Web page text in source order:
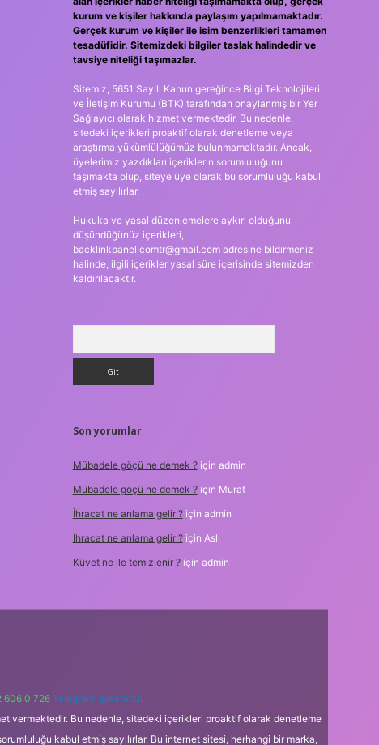
kurum ve kişiler hakkında paylaşım yapılmamaktadır.
Gerçek kurum ve kişiler ile isim benzerlikleri tamamen
tesadüfidir. Sitemizdeki bilgiler taslak halindedir ve
tavsiye niteliği taşımazlar.
Sitemiz, 5651 Sayılı Kanun gereğince Bilgi Teknolojileri
ve İletişim Kurumu (BTK) tarafından onaylanmış bir Yer
Sağlayıcı olarak hizmet vermektedir. Bu nedenle,
sitedeki içerikleri proaktif olarak denetleme veya
araştırma yükümlülüğümüz bulunmamaktadır. Ancak,
üyelerimiz yazdıkları içeriklerin sorumluluğunu
taşımakta olup, siteye üye olarak bu sorumluluğu kabul
etmiş sayılırlar.
Hukuka ve yasal düzenlemelere aykırı olduğunu
düşündüğünüz içerikleri,
backlinkpanelicomtr@gmail.comadresine bildirmeniz
halinde, ilgili içerikler yasal süre içerisinde sitemizden
kaldırılacaktır.
Son yorumlar
Mübadele göçü ne demek ?için admin
Mübadele göçü ne demek ?için Murat
İhracat ne anlama gelir ?için admin
İhracat ne anlama gelir ?için Aslı
Küvet ne ile temizlenir ?için admin
606 0 726 Telegram: @karabul
vermektedir. Bu nedenle, sitedeki içerikleri proaktif olarak denetleme
kabul etmiş sayılırlar. Bu internet sitesi, herhangi bir marka,